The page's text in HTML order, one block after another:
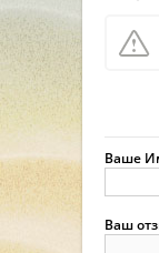
Ваше
Ваш